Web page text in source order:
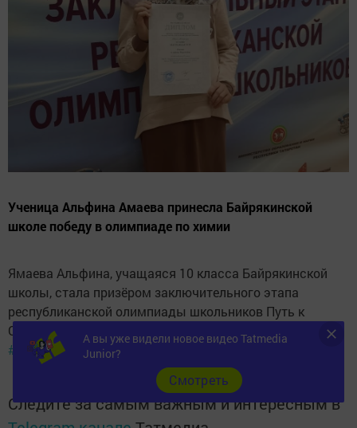
Ученица Альфина Амаева принесла Байрякинской
школе победу в олимпиаде по химии
Ямаева Альфина, учащаяся 10 класса Байрякинской
школы, стала призёром заключительного этапа
республиканской олимпиады школьников Путь к
Олимпу по химии. Желаем дальнейших побед Альфине!
#ЮтазинскийРайон
#БайрякинскаяСОШ
Следите за самым важным и интересным в
А вы уже видели новое видео Tatmedia
Junior?
Cмотреть